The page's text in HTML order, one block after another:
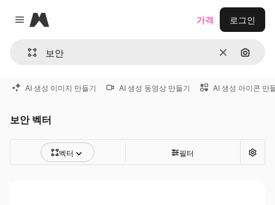
Close menu
Magnific
지우기이미지
가격 로그인
AI 생성 이미지 만들기 AI 생성 동영상 만들기 AI 생성 아이콘 만
보안 벡터
벡터 필터